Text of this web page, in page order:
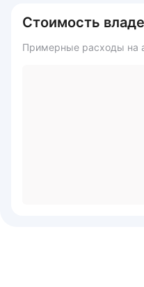
Стоимость
Примерные расходы на